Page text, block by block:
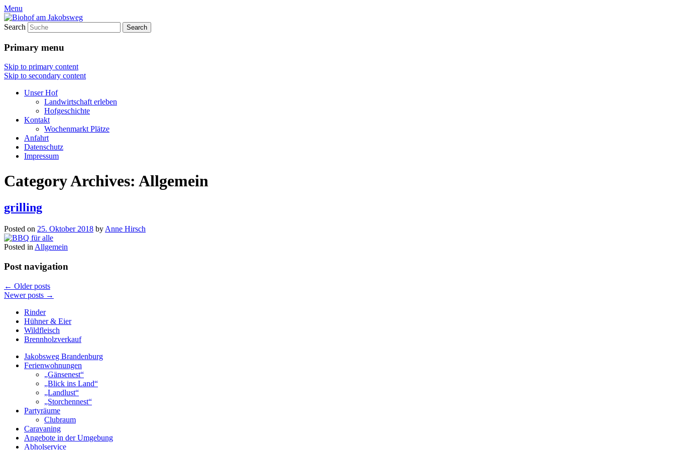
Menu
Search
Primary menu
Skip to primary content
Skip to secondary content
Unser Hof
Landwirtschaft erleben
Hofgeschichte
Kontakt
Wochenmarkt Plätze
Anfahrt
Datenschutz
Impressum
Category Archives: Allgemein
grilling
Posted on 25. Oktober 2018 by Anne Hirsch
Posted in Allgemein
Post navigation
← Older posts
Newer posts →
Rinder
Hühner & Eier
Wildfleisch
Brennholzverkauf
Jakobsweg Brandenburg
Ferienwohnungen
„Gänsenest“
„Blick ins Land“
„Landlust“
„Storchennest“
Partyräume
Clubraum
Caravaning
Angebote in der Umgebung
Abholservice